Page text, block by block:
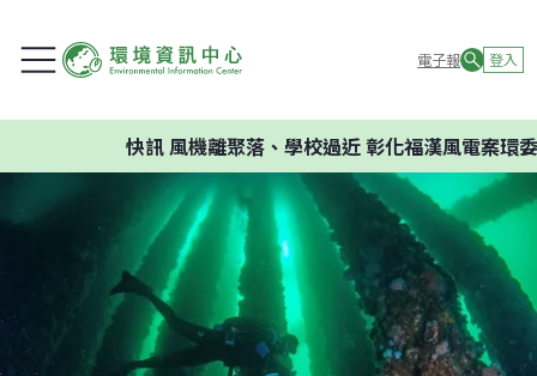
電子報 登入
風機離聚落、學校過近 彰化福漢風電案環委建議